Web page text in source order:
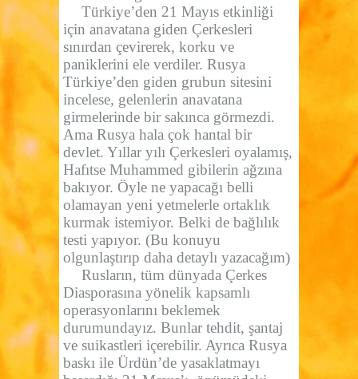
Türkiye’den 21 Mayıs etkinliği
için anavatana giden Çerkesleri
sınırdan çevirerek, korku ve
paniklerini ele verdiler. Rusya
Türkiye’den giden grubun sitesini
incelese, gelenlerin anavatana
girmelerinde bir sakınca görmezdi.
Ama Rusya hala çok hantal bir
devlet. Yıllar yılı Çerkesleri oyalamış,
Hafıtse Muhammed gibilerin ağzına
bakıyor. Öyle ne yapacağı belli
olamayan yeni yetmelerle ortaklık
kurmak istemiyor. Belki de bağlılık
testi yapıyor. (Bu konuyu
olgunlaştırıp daha detaylı yazacağım)
Rusların, tüm dünyada Çerkes
Diasporasına yönelik kapsamlı
operasyonlarını beklemek
durumundayız. Bunlar tehdit, şantaj
ve suikastleri içerebilir. Ayrıca Rusya
baskı ile Ürdün’de yasaklatmayı